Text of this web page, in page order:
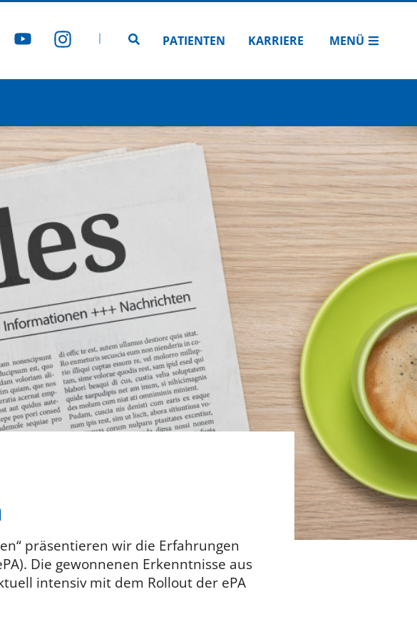
LINKEDIN
ZU YOUTUBE
ZU INSTAGRAM
Zur Seitensuche
PATIENTEN KARRIERE MENÜ
präsentieren wir die Erfahrungen
Die gewonnenen Erkenntnisse aus
intensiv mit dem Rollout der ePA